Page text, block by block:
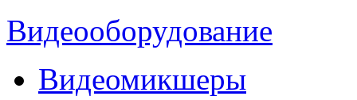
Видеооборудование
Видеомикшеры